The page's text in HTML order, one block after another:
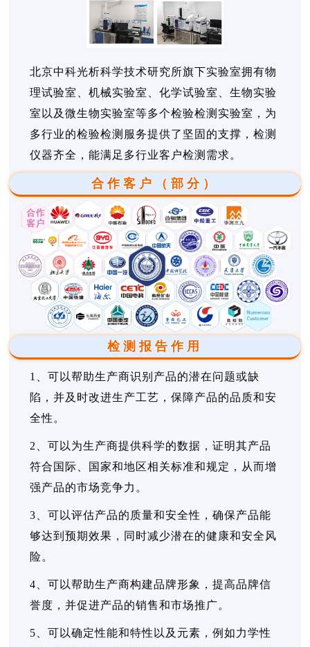
北京中科光析科学技术研究所旗下实验室拥有物
理试验室、机械实验室、化学试验室、生物实验
室以及微生物实验室等多个检验检测实验室，为
多行业的检验检测服务提供了坚固的支撑，检测
仪器齐全，能满足多行业客户检测需求。
合作客户（部分）
检测报告作用
1、可以帮助生产商识别产品的潜在问题或缺
陷，并及时改进生产工艺，保障产品的品质和安
全性。
2、可以为生产商提供科学的数据，证明其产品
符合国际、国家和地区相关标准和规定，从而增
强产品的市场竞争力。
3、可以评估产品的质量和安全性，确保产品能
够达到预期效果，同时减少潜在的健康和安全风
险。
4、可以帮助生产商构建品牌形象，提高品牌信
誉度，并促进产品的销售和市场推广。
5、可以确定性能和特性以及元素，例如力学性